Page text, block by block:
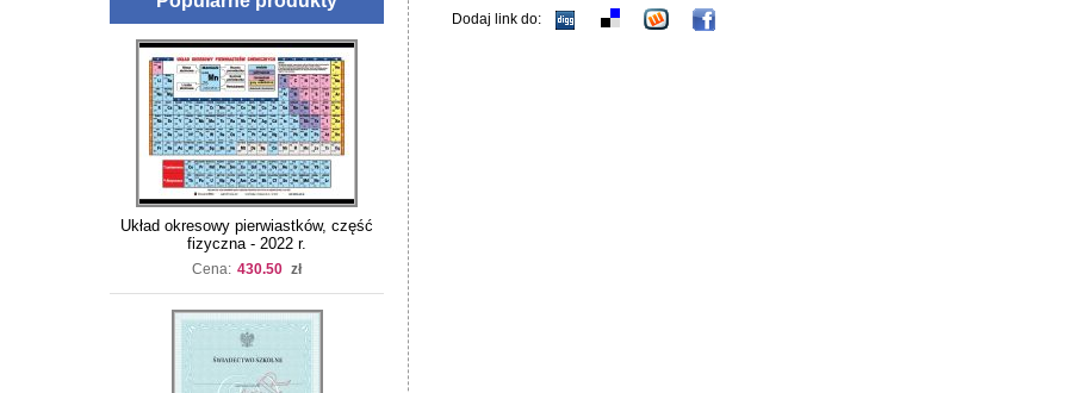
Układ okresowy pierwiastków, część
fizyczna - 2022 r.
Cena: 430.50 zł
Dodaj link do: